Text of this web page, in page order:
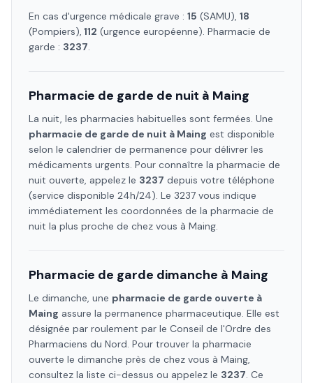
En cas d'urgence médicale grave : 15 (SAMU), 18
(Pompiers), 112 (urgence européenne). Pharmacie de
garde : 3237.
Pharmacie de garde de nuit à Maing
La nuit, les pharmacies habituelles sont fermées. Une
pharmacie de garde de nuit à Maing est disponible
selon le calendrier de permanence pour délivrer les
médicaments urgents. Pour connaître la pharmacie de
nuit ouverte, appelez le 3237 depuis votre téléphone
(service disponible 24h/24). Le 3237 vous indique
immédiatement les coordonnées de la pharmacie de
nuit la plus proche de chez vous à Maing.
Pharmacie de garde dimanche à Maing
Le dimanche, une pharmacie de garde ouverte à
Maing assure la permanence pharmaceutique. Elle est
désignée par roulement par le Conseil de l'Ordre des
Pharmaciens du Nord. Pour trouver la pharmacie
ouverte le dimanche près de chez vous à Maing,
consultez la liste ci-dessus ou appelez le 3237. Ce